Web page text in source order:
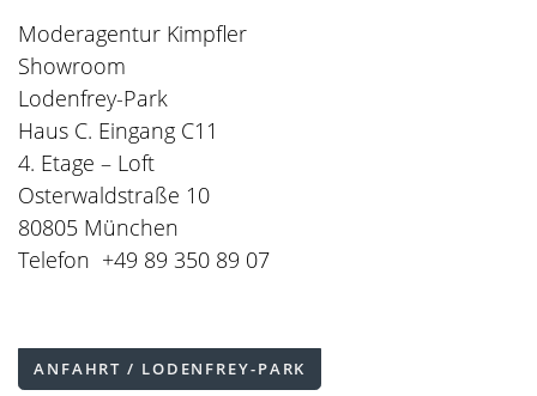
Moderagentur Kimpfler
Showroom
Lodenfrey-Park
Haus C. Eingang C11
4. Etage – Loft
Osterwaldstraße 10
80805 München
Telefon +49 89 350 89 07
ANFAHRT / LODENFREY-PARK